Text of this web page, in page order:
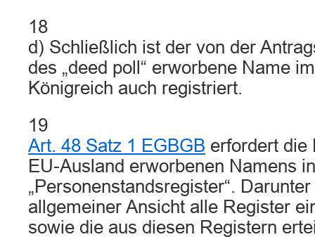
18
d) Schließlich ist der von der
des „deed poll“ erworbene Name
Königreich auch registriert.
19
Art. 48 Satz 1 EGBGB erfordert die
EU-Ausland erworbenen Namens
„Personenstandsregister“.
allgemeiner Ansicht alle Register
sowie die aus diesen Registern